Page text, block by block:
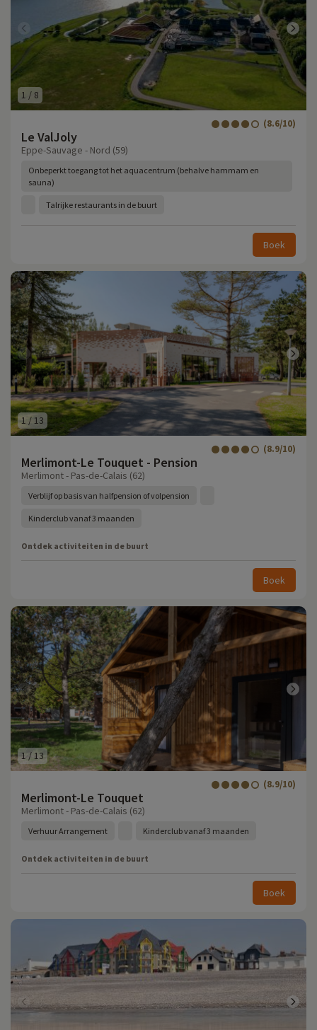
1 / 8
Le ValJoly
(8.6/10)
Eppe-Sauvage - Nord (59)
Onbeperkt toegang tot het aquacentrum (behalve hammam en
sauna)
Talrijke restaurants in de buurt
Boek
1 / 13
Merlimont-Le Touquet - Pension
(8.9/10)
Merlimont - Pas-de-Calais (62)
Verblijf op basis van halfpension of volpension
Kinderclub vanaf 3 maanden
Ontdek activiteiten in de buurt
Boek
1/13
Merlimont-Le Touquet
(8.9/10)
Merlimont - Pas-de-Calais (62)
Verhuur Arrangement Kinderclub vanaf 3 maanden
Ontdek activiteiten in de buurt
Boek